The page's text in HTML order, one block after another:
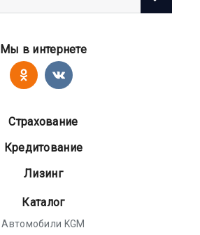
Мы в интернете
Страхование
Кредитование
Лизинг
Каталог
Автомобили KGM